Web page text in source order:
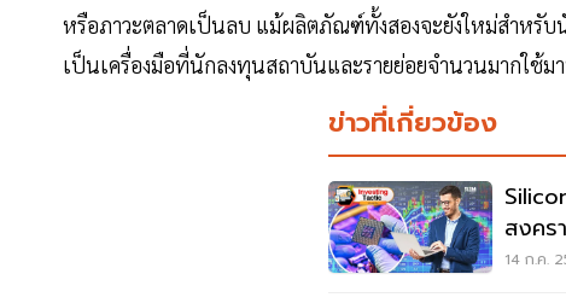
หรือภาวะตลาดเป็นลบ แม้ผลิตภัณฑ์ทั้งสองจะยังใหม่สำหรับ
เป็นเครื่องมือที่นักลงทุนสถาบันและรายย่อยจำนวนมากใช้ม
ข่าวที่เกี่ยวข้อง
สงคร
สรุปข
14 ก.ค.